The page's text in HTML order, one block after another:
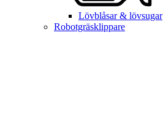
Lövblåsar & lövsugar
Robotgräsklippare